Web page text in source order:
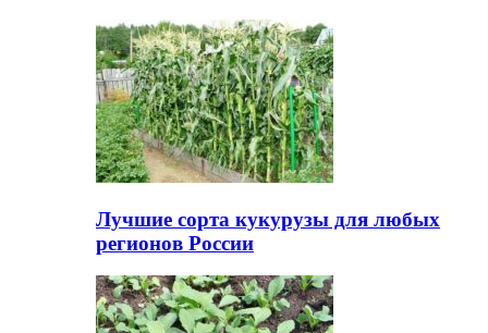
Лучшие сорта кукурузы для любых
регионов России